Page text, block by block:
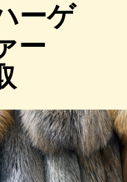
ーゲ
ー